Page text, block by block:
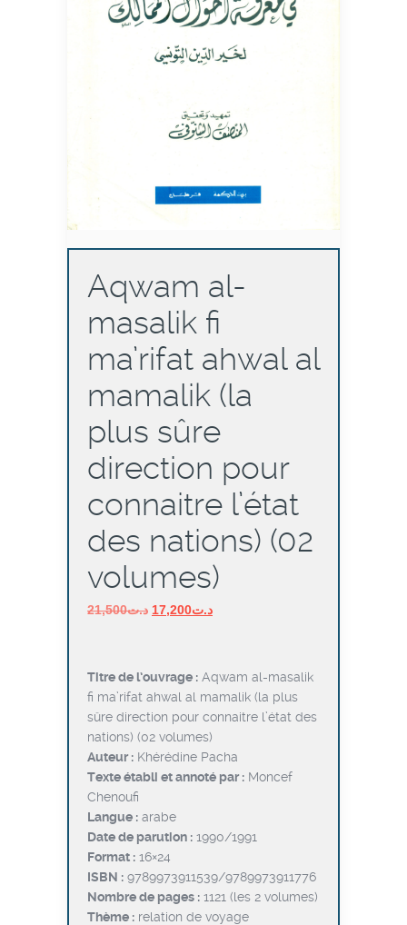
Aqwam al-
masalik fi
ma’rifat ahwal al
mamalik (la
plus sûre
direction pour
connaitre l’état
des nations) (02
volumes)
د.ت21,500
Le
د.ت17,200
Le
Titre de l’ouvrage : Aqwam al-masalik
fi ma’rifat ahwal al mamalik (la plus
sûre direction pour connaitre l’état des
nations) (02 volumes)
Auteur : Khérédine Pacha
Texte établi et annoté par : Moncef
Chenoufi
Langue : arabe
Date de parution : 1990/1991
Format : 16×24
ISBN : 9789973911539/9789973911776
Nombre de pages : 1121 (les 2 volumes)
Thème : relation de voyage